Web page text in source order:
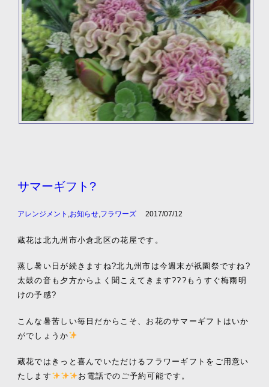
サマーギフト?
アレンジメント ,お知らせ,フラワーズ 2017/07/12
蔵花は北九州市小倉北区の花屋です。
蒸し暑い日が続きますね?北九州市は今週末が祇園祭ですね?
太鼓の音も夕方からよく聞こえてきます???もうすぐ梅雨明
けの予感?
こんな暑苦しい毎日だからこそ、お花のサマーギフトはいか
がでしょうか
蔵花ではきっと喜んでいただけるフラワーギフトをご用意い
たします
お電話でのご予約可能です。